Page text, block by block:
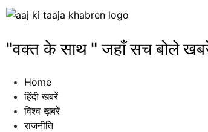
"वक्त के साथ " जहाँ सच बोले
Home
हिंदी खबरें
विश्व ख़बरें
राजनीति